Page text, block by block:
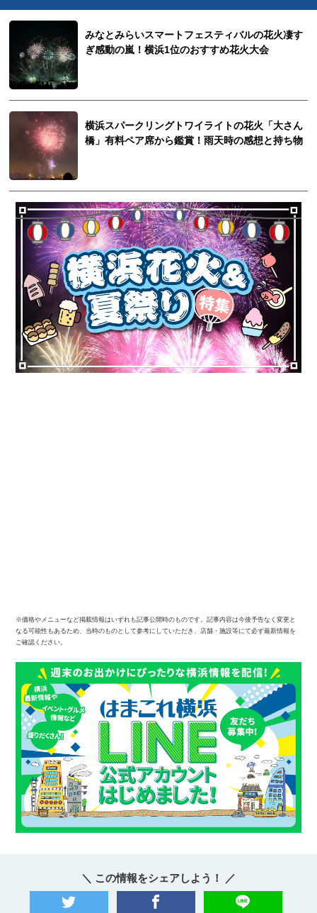
みなとみらいスマートフェスティバルの花火凄す
ぎ感動の嵐！横浜1位のおすすめ花火大会
横浜スパークリングトワイライトの花火「大さん
橋」有料ペア席から鑑賞！雨天時の感想と持ち物
※価格やメニューなど掲載情報はいずれも記事公開時のものです。記事内容は今後予告なく変更と
なる可能性もあるため、当時のものとして参考にしていただき、店舗・施設等にて必ず最新情報を
ご確認ください。
＼ この情報をシェアしよう！ ／